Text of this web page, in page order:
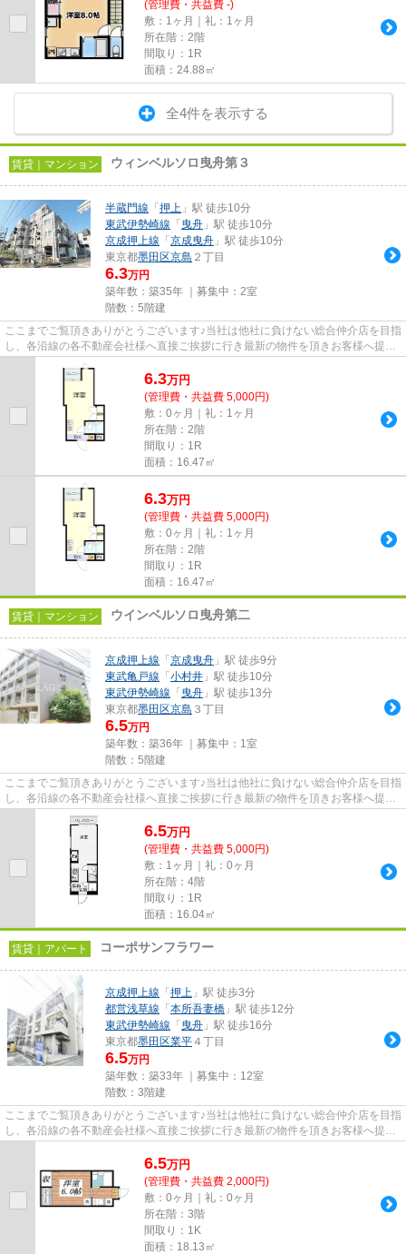
(管理費・共益費 -)
敷：1ヶ月｜礼：1ヶ月
所在階：2階
間取り：1R
面積：24.88㎡
全4件を表示する
賃貸｜マンション ウィンベルソロ曳舟第３
半蔵門線 「 押上 」駅 徒歩10分
東武伊勢崎線 「 曳舟 」駅 徒歩10分
京成押上線 「 京成曳舟 」駅 徒歩10分
東京都墨田区京島 ２丁目
6.3万円
築年数：築35年 ｜募集中： 2室
階数：5階建
ここまでご覧頂きありがとうございます♪当社は他社に負けない総合仲介店を目指
し、各沿線の各不動産会社様へ直接ご挨拶に行き最新の物件を頂きお客様へ提供
しております！最新の情報は...
6.3万円
(管理費・共益費 5,000円)
敷：0ヶ月｜礼：1ヶ月
所在階：2階
間取り：1R
面積：16.47㎡
6.3万円
(管理費・共益費 5,000円)
敷：0ヶ月｜礼：1ヶ月
所在階：2階
間取り：1R
面積：16.47㎡
賃貸｜マンション ウインベルソロ曳舟第二
京成押上線 「 京成曳舟 」駅 徒歩9分
東武亀戸線 「 小村井 」駅 徒歩10分
東武伊勢崎線 「 曳舟 」駅 徒歩13分
東京都墨田区京島 ３丁目
6.5万円
築年数：築36年 ｜募集中： 1室
階数：5階建
ここまでご覧頂きありがとうございます♪当社は他社に負けない総合仲介店を目指
し、各沿線の各不動産会社様へ直接ご挨拶に行き最新の物件を頂きお客様へ提供
しております！最新の情報は...
6.5万円
(管理費・共益費 5,000円)
敷：1ヶ月｜礼：0ヶ月
所在階：4階
間取り：1R
面積：16.04㎡
賃貸｜アパート コーポサンフラワー
京成押上線 「 押上 」駅 徒歩3分
都営浅草線 「 本所吾妻橋 」駅 徒歩12分
東武伊勢崎線 「 曳舟 」駅 徒歩16分
東京都墨田区業平 ４丁目
6.5万円
築年数：築33年 ｜募集中： 12室
階数：3階建
ここまでご覧頂きありがとうございます♪当社は他社に負けない総合仲介店を目指
し、各沿線の各不動産会社様へ直接ご挨拶に行き最新の物件を頂きお客様へ提供
6.5万円
(管理費・共益費 2,000円)
敷：0ヶ月｜礼：0ヶ月
所在階：3階
間取り：1K
面積：18.13㎡